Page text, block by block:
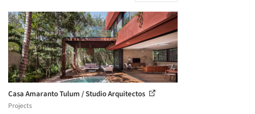
Casa Amaranto Tulum / Studio Arquitectos
Projects